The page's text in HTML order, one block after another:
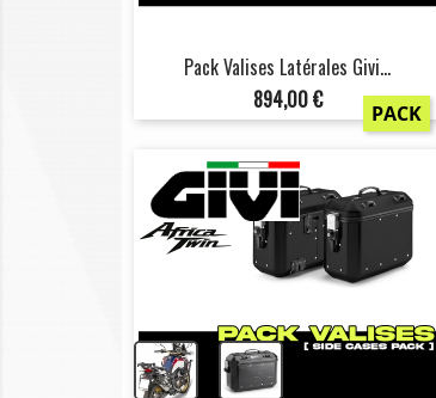
Pack Valises Latérales Givi...
Prix
894,00 € PACK